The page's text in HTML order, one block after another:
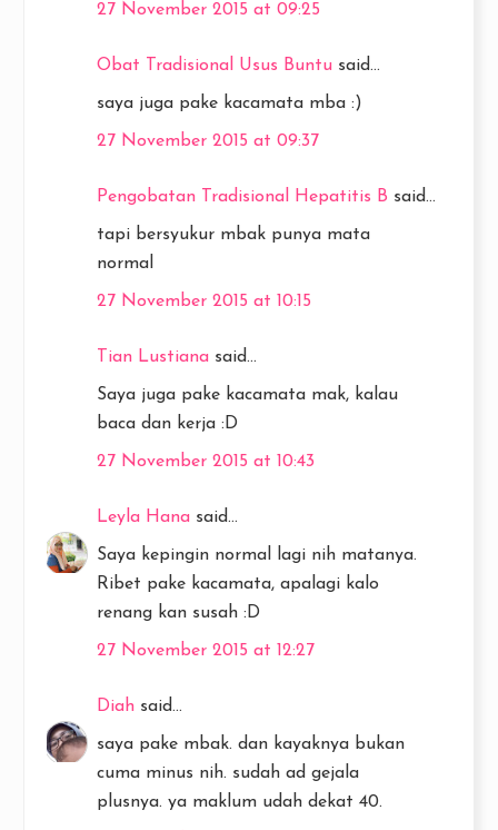
27 November 2015 at 09:25
Obat Tradisional Usus Buntu said...
saya juga pake kacamata mba :)
27 November 2015 at 09:37
Pengobatan Tradisional Hepatitis B said...
tapi bersyukur mbak punya mata
normal
27 November 2015 at 10:15
Tian Lustiana said...
Saya juga pake kacamata mak, kalau
baca dan kerja :D
27 November 2015 at 10:43
Leyla Hana said...
Saya kepingin normal lagi nih matanya.
Ribet pake kacamata, apalagi kalo
renang kan susah :D
27 November 2015 at 12:27
Diah said...
saya pake mbak. dan kayaknya bukan
cuma minus nih. sudah ad gejala
plusnya. ya maklum udah dekat 40.